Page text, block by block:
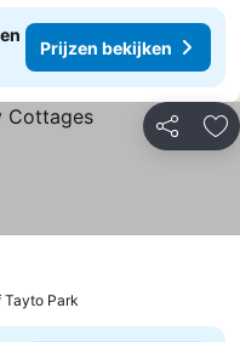
Prijzen bekijken
Delen
Tayto Park